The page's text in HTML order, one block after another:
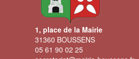
1, place de la Mairie
31360 BOUSSENS
05 61 90 02 25